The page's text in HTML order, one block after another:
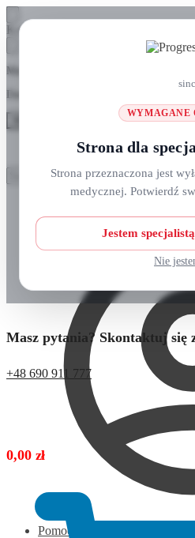
WYMAGANE
Strona dla
Strona przeznaczona jest
medycznej. Potwierdź
Jestem
Nie
Skip
navigation
Skip
content
Koszyk
Masz pytania? Zadzwoń do nas: +48 690
Szukaj
Pomoc
Szukaj
O nas
Kursy i wydarzenia
Masz pytania? Skontaktuj się
+48 690 911 777
0,00 zł